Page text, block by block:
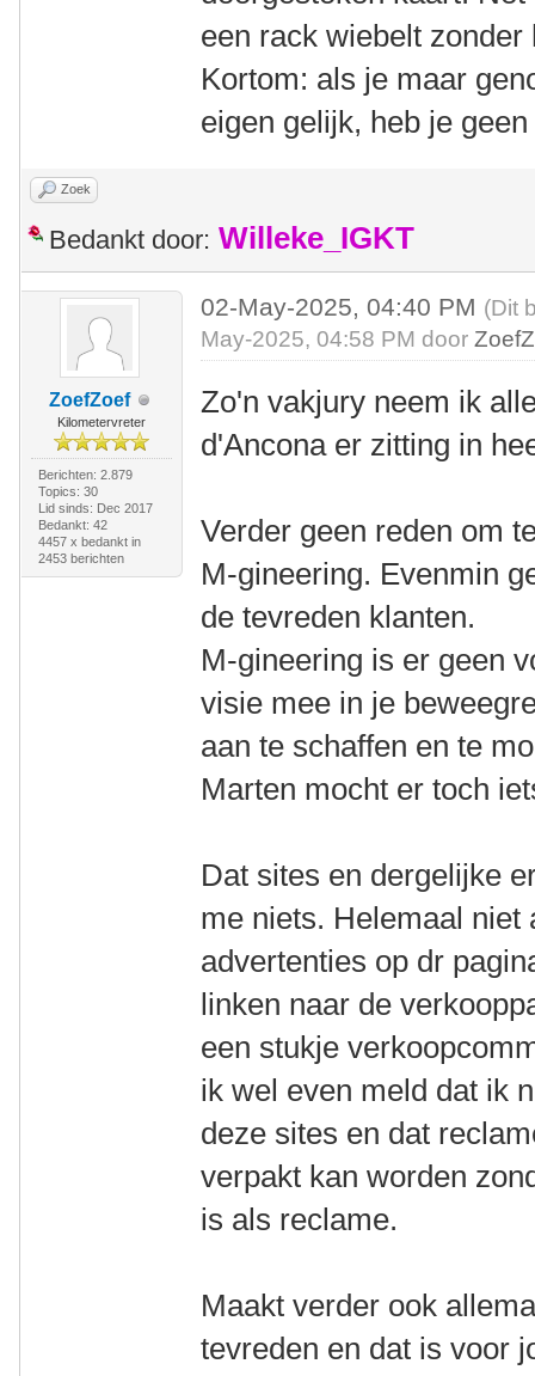
een rack wiebelt
Kortom: als je maar
eigen gelijk, heb je
Zoek
Bedankt door: Willeke_IGKT
ZoefZoef
Kilometervreter
Berichten: 2.879
Topics: 30
Lid sinds: Dec 2017
Bedankt: 42
4457 x bedankt in
2453 berichten
02-May-2025, 04:40 PM (Dit
May-2025, 04:58 PM door
Zo'n vakjury neem ik
d'Ancona er zitting in
Verder geen reden om
M-gineering. Evenmin
de tevreden klanten.
M-gineering is er geen
visie mee in je
aan te schaffen en te
Marten mocht er toch
Dat sites en dergelijke
me niets. Helemaal niet
advertenties op dr
linken naar de
een stukje
ik wel even meld dat ik
deze sites en dat
verpakt kan worden
is als reclame.
Maakt verder ook
tevreden en dat is voor